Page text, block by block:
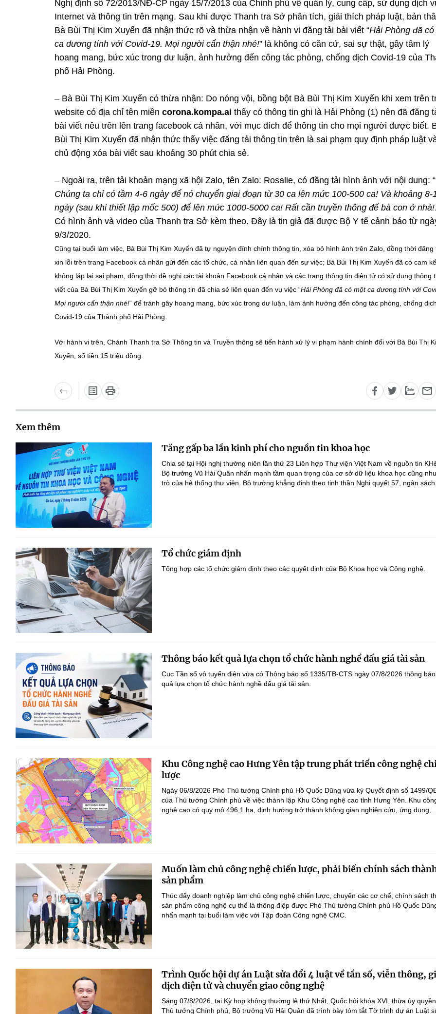
Nghị định số 72/2013/NĐ-CP ngày 15/7/2013 của Chính phủ về quản lý, cung cấp, sử dụng dịch
Internet và thông tin trên mạng. Sau khi được Thanh tra Sở phân tích, giải thích pháp luật, bản
Bà Bùi Thị Kim Xuyến đã nhận thức rõ và thừa nhận về hành vi đăng tải bài viết “Hải Phòng đã có
ca dương tính với Covid-19. Mọi người cẩn thận nhé!” là không có căn cứ, sai sự thật, gây tâm lý
hoang mang, bức xúc trong dư luận, ảnh hưởng đến công tác phòng, chống dịch Covid-19 của
phố Hải Phòng.
– Bà Bùi Thị Kim Xuyến có thừa nhận: Do nóng vội, bồng bột Bà Bùi Thị Kim Xuyến khi xem trên
website có địa chỉ tên miền corona.kompa.ai thấy có thông tin ghi là Hải Phòng (1) nên đã đăng
bài viết nêu trên lên trang facebook cá nhân, với mục đích để thông tin cho mọi người được biết.
Bùi Thị Kim Xuyến đã nhận thức thấy việc đăng tải thông tin trên là sai phạm quy định pháp luật
chủ động xóa bài viết sau khoảng 30 phút chia sẻ.
– Ngoài ra, trên tải khoản mạng xã hội Zalo, tên Zalo: Rosalie, có đăng tải hình ảnh với nội dung: “
Chúng ta chỉ có tầm 4-6 ngày để nó chuyển giai đoạn từ 30 ca lên mức 100-500 ca! Và khoảng 8-
ngày (sau khi thiết lập mốc 500) để lên mức 1000-5000 ca! Rất cần truyền thông để bà con ở
Có hình ảnh và video của Thanh tra Sở kèm theo. Đây là tin giả đã được Bộ Y tế cảnh báo từ
9/3/2020.
Cũng tại buổi làm việc, Bà Bùi Thị Kim Xuyến đã tự nguyện đính chính thông tin, xóa bỏ hình ảnh trên Zalo, đồng thời đăng
xin lỗi trên trang Facebook cá nhân gửi đến các tổ chức, cá nhân liên quan đến sự việc; Bà Bùi Thị Kim Xuyến đã có cam
không lặp lại sai phạm, đồng thời đề nghị các tài khoản Facebook cá nhân và các trang thông tin điện tử có sử dụng thông
viết của Bà Bùi Thị Kim Xuyến gỡ bỏ thông tin đã chia sẻ liên quan đến vụ việc “Hải Phòng đã có một ca dương tính với
Mọi người cẩn thận nhé!” để tránh gây hoang mang, bức xúc trong dư luận, làm ảnh hưởng đến công tác phòng, chống dịch
Covid-19 của Thành phố Hải Phòng.
Với hành vi trên, Chánh Thanh tra Sở Thông tin và Truyền thông sẽ tiến hành xử lý vi phạm hành chính đối với Bà Bùi Thị
Xuyến, số tiền 15 triệu đồng.
Xem thêm
Tăng gấp ba lần kinh phí cho nguồn tin khoa học
Chia sẻ tại Hội nghị thường niên lần thứ 23 Liên hợp Thư viện Việt Nam về nguồn tin
Bộ trưởng Vũ Hải Quân nhấn mạnh tầm quan trọng của cơ sở dữ liệu khoa học cũng
trò của hệ thống thư viện. Bộ trưởng khẳng định theo tinh thần Nghị quyết 57, ngân
Tổ chức giám định
Tổng hợp các tổ chức giám định theo các quyết định của Bộ Khoa học và Công nghệ.
Thông báo kết quả lựa chọn tổ chức hành nghề đấu giá tài sản
Cục Tần số vô tuyến điện vừa có Thông báo số 1335/TB-CTS ngày 07/8/2026 thông
quả lựa chọn tổ chức hành nghề đấu giá tài sản.
Khu Công nghệ cao Hưng Yên tập trung phát triển công nghệ
lược
Ngày 06/8/2026 Phó Thủ tướng Chính phủ Hồ Quốc Dũng vừa ký Quyết định số 1499/
của Thủ tướng Chính phủ về việc thành lập Khu Công nghệ cao tỉnh Hưng Yên. Khu
nghệ cao có quy mô 496,1 ha, định hướng trở thành không gian nghiên cứu, ứng dụng,...
Muốn làm chủ công nghệ chiến lược, phải biến chính sách
sản phẩm
Thúc đẩy doanh nghiệp làm chủ công nghệ chiến lược, chuyển các cơ chế, chính sách
sản phẩm công nghệ cụ thể là thông điệp được Phó Thủ tướng Chính phủ Hồ Quốc
nhấn mạnh tại buổi làm việc với Tập đoàn Công nghệ CMC.
Trình Quốc hội dự án Luật sửa đổi 4 luật về tần số, viễn thông,
dịch điện tử và chuyển giao công nghệ
Sáng 07/8/2026, tại Kỳ họp không thường lệ thứ Nhất, Quốc hội khóa XVI, thừa ủy
Thủ tướng Chính phủ, Bộ trưởng Vũ Hải Quân đã trình bày tóm tắt Tờ trình dự án Luật